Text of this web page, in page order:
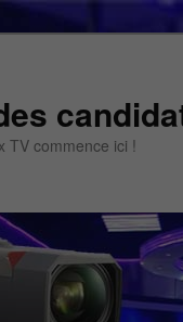
TV commence ici !